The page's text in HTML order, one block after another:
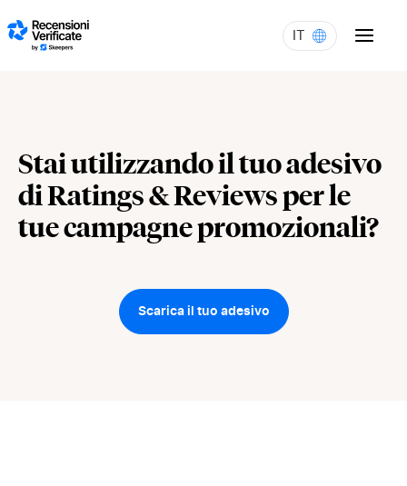
IT
Stai utilizzando il tuo adesivo
di Ratings & Reviews per le
tue campagne promozionali?
Scarica il tuo adesivo